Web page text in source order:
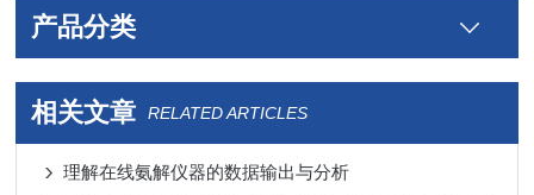
产品分类
相关文章 RELATED ARTICLES
理解在线氨解仪器的数据输出与分析